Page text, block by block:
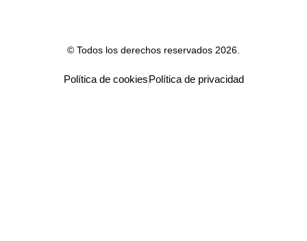
© Todos los derechos reservados 2026.
Política de cookiesPolítica de privacidad